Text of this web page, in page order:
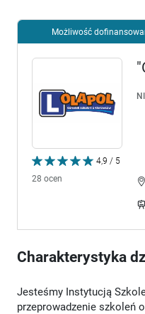
Możliwość
4,9 / 5
28 ocen
Charakterystyka
Jesteśmy Instytucją
przeprowadzenie szkoleń